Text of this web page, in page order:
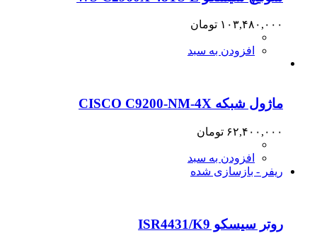
۱۰۳,۴۸۰,۰۰۰ تومان
افزودن به سبد
ماژول شبکه CISCO C9200-NM-4X
۶۲,۴۰۰,۰۰۰ تومان
افزودن به سبد
ریفر - بازسازی شده
روتر سیسکو ISR4431/K9